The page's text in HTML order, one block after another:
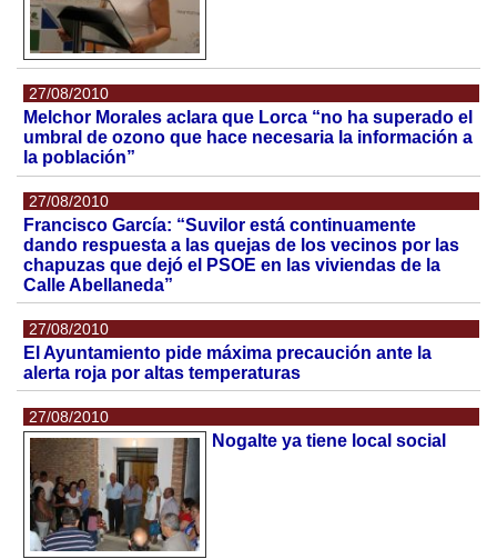
27/08/2010
Melchor Morales aclara que Lorca “no ha superado el
umbral de ozono que hace necesaria la información a
la población”
27/08/2010
Francisco García: “Suvilor está continuamente
dando respuesta a las quejas de los vecinos por las
chapuzas que dejó el PSOE en las viviendas de la
Calle Abellaneda”
27/08/2010
El Ayuntamiento pide máxima precaución ante la
alerta roja por altas temperaturas
27/08/2010
Nogalte ya tiene local social